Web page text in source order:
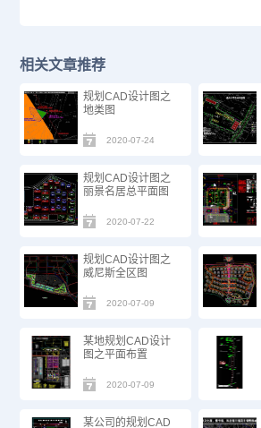
相关文章推荐
规划CAD设计图之
地类图
2020-07-24
规划CAD设计图之
丽景名居总平面图
2020-07-22
规划CAD设计图之
威尼斯全区图
2020-07-09
某地规划CAD设计
图之平面布置
2020-07-09
某公司的规划CAD